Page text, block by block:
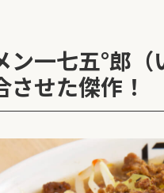
ン一七五°郎
させた傑作！